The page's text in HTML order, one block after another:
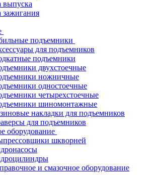
выпуска
зажигания
подъемники
для подъемников
подъемники
двухстоечные
ножничные
одностоечные
четырехстоечные
шиномонтажные
накладки для подъемников
для подъемников
оборудование
шкворней
и смазочное оборудование